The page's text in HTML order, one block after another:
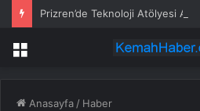
Prizren’de Teknoloji Atölyesi Açıldı
Menü
Anasayfa / Haber